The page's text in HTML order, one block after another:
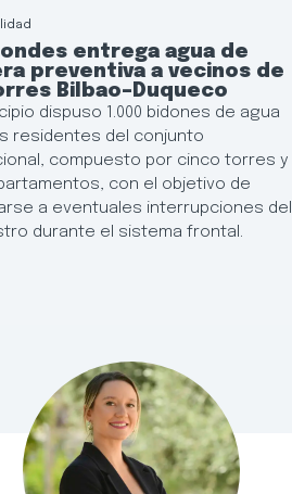
entrega agua de
preventiva a vecinos de
Bilbao–Duqueco
dispuso 1.000 bidones de agua
residentes del conjunto
compuesto por cinco torres y
con el objetivo de
a eventuales interrupciones del
durante el sistema frontal.